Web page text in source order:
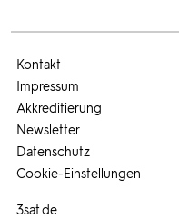
3sat.de
Kontakt
Impressum
Akkreditierung
Newsletter
Datenschutz
Cookie-Einstellungen